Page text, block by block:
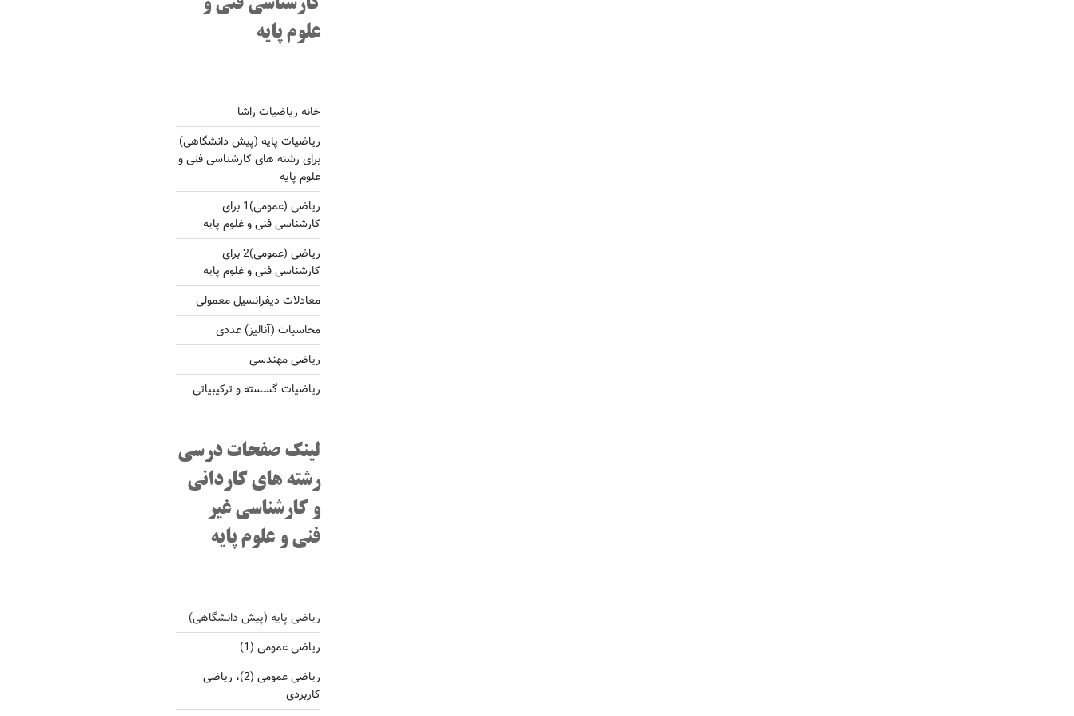
کارشناسی فنی و
علوم پایه
خانه ریاضیات راشا
ریاضیات پایه (پیش دانشگاهی)
برای رشته های کارشناسی فنی و
علوم پایه
ریاضی (عمومی)1 برای
کارشناسی فنی و غلوم پایه
ریاضی (عمومی)2 برای
کارشناسی فنی و غلوم پایه
معادلات دیفرانسیل معمولی
محاسبات (آنالیز) عددی
ریاضی مهندسی
ریاضیات گسسته و ترکیبیاتی
لینک صفحات درسی
رشته های کاردانی
و کارشناسی غیر
فنی و علوم پایه
ریاضی پایه (پیش دانشگاهی)
ریاضی عمومی (1)
ریاضی عمومی (2)، ریاضی
کاربردی